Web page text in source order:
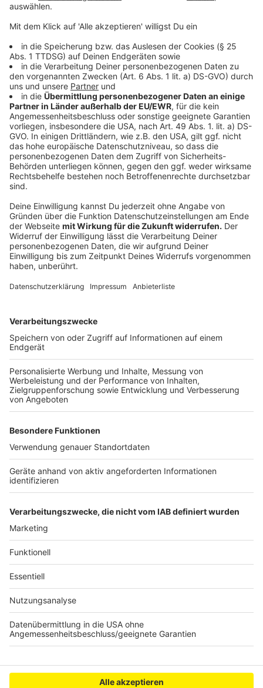
Opposition wirft Stamp Arroganz vor
Anzeige
Die SPD kritisiert, dass sich Minister Stamp die Kritik
der Erzieher überhaupt nicht angehört habe. SPD-
Politiker Dennis Maelzer spricht von der “Arroganz der
Macht”.
Anzeige
Zustimmung, um den YouTube
Video-Service zu laden!
Wir verwenden einen Service eines
Drittanbieters, um Videoinhalte
einzubetten. Dieser Service kann
Daten zu Ihren Aktivitäten
Nutzung des Service zu, um dieses
Video anzusehen.
Mehr Informationen
Akzeptieren
powered byUsercentrics Consent
Management Platform
Dennis Maelzer (SPD)
Anzeige
einen Flickenteppich bei den Elternbeiträgen geben
wird. Denn die Kita ist in NRW von Stadt zu stadt
unterschiedlich teuer.
Text: José Narciandi
Anzeige
Anzeige